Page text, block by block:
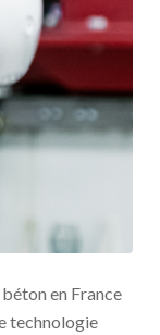
en France
technologie